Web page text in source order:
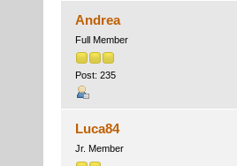
Andrea
Full Member
Post: 235
Luca84
Jr. Member